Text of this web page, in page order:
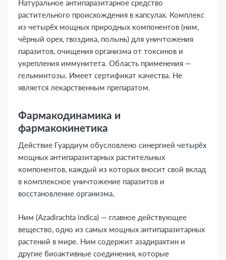
Натуральное антипаразитарное средство
растительного происхождения в капсулах. Комплекс
из четырёх мощных природных компонентов (ним,
чёрный орех, гвоздика, полынь) для уничтожения
паразитов, очищения организма от токсинов и
укрепления иммунитета. Область применения —
гельминтозы. Имеет сертификат качества. Не
является лекарственным препаратом.
Фармакодинамика и
фармакокинетика
Действие Гуардиум обусловлено синергией четырёх
мощных антипаразитарных растительных
компонентов, каждый из которых вносит свой вклад
в комплексное уничтожение паразитов и
восстановление организма.
Ним (Azadirachta indica) — главное действующее
вещество, одно из самых мощных антипаразитарных
растений в мире. Ним содержит азадирахтин и
другие биоактивные соединения, которые